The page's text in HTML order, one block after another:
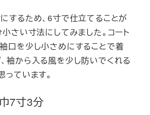
するため、6寸で仕立てることが
さい寸法にしてみました。コート
口を少し小さめにすることで着
袖から入る風を少し防いでくれる
っています。
7寸3分